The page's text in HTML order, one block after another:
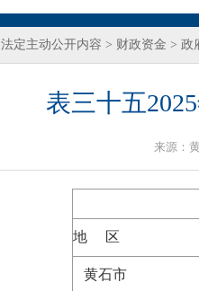
法定主动公开内容 > 财政资金 > 政
表三十五
来源：
地 区
黄石市